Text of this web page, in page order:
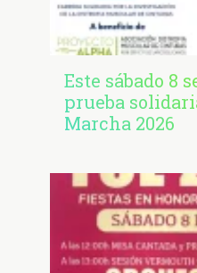
Este sábado 8
prueba
Marcha 2026